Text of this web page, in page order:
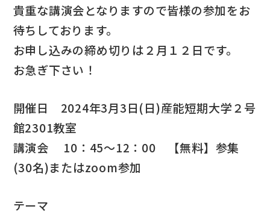
貴重な講演会となりますので皆様の参加をお
待ちしております。
お申し込みの締め切りは２月１２日です。
お急ぎ下さい！
開催日 2024年3月3日(日)産能短期大学２号
館2301教室
講演会 10：45～12：00 【無料】参集
(30名)またはzoom参加
テーマ